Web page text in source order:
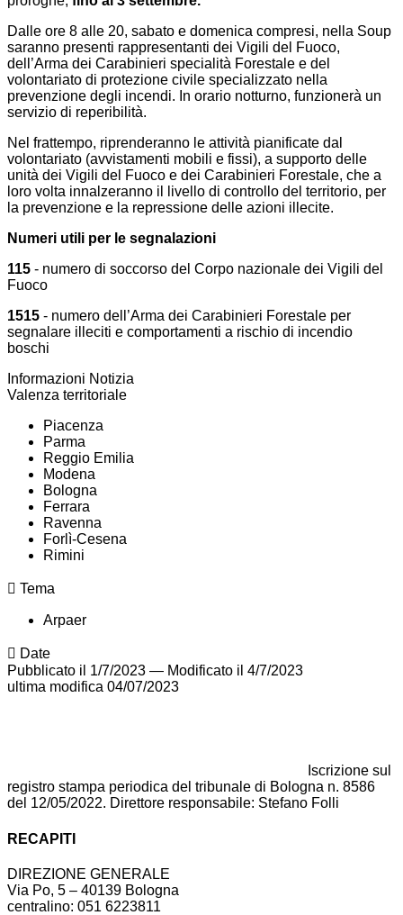
Dalle ore 8 alle 20, sabato e domenica compresi, nella Soup
saranno presenti rappresentanti dei Vigili del Fuoco,
dell’Arma dei Carabinieri specialità Forestale e del
volontariato di protezione civile specializzato nella
prevenzione degli incendi. In orario notturno, funzionerà un
servizio di reperibilità.
Nel frattempo, riprenderanno le attività pianificate dal
volontariato (avvistamenti mobili e fissi), a supporto delle
unità dei Vigili del Fuoco e dei Carabinieri Forestale, che a
loro volta innalzeranno il livello di controllo del territorio, per
la prevenzione e la repressione delle azioni illecite.
Numeri utili per le segnalazioni
115 - numero di soccorso del Corpo nazionale dei Vigili del
Fuoco
1515 - numero dell’Arma dei Carabinieri Forestale per
segnalare illeciti e comportamenti a rischio di incendio
boschi
Informazioni Notizia
Valenza territoriale
Piacenza
Parma
Reggio Emilia
Modena
Bologna
Ferrara
Ravenna
Forlì-Cesena
Rimini
Tema
Arpaer
Date
Pubblicato il 1/7/2023 — Modificato il 4/7/2023
ultima modifica 04/07/2023
Iscrizione sul
registro stampa periodica del tribunale di Bologna n. 8586
del 12/05/2022. Direttore responsabile: Stefano Folli
RECAPITI
DIREZIONE GENERALE
Via Po, 5 – 40139 Bologna
centralino: 051 6223811